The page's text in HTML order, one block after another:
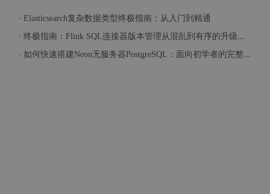
de会自动向新的Active进行通信。
· Elasticsearch复杂数据类型终极指南：从入门到精通
· 终极指南：Flink SQL连接器版本管理从混乱到有序的升级之路
· 如何快速搭建Neon无服务器PostgreSQL：面向初学者的完整指南